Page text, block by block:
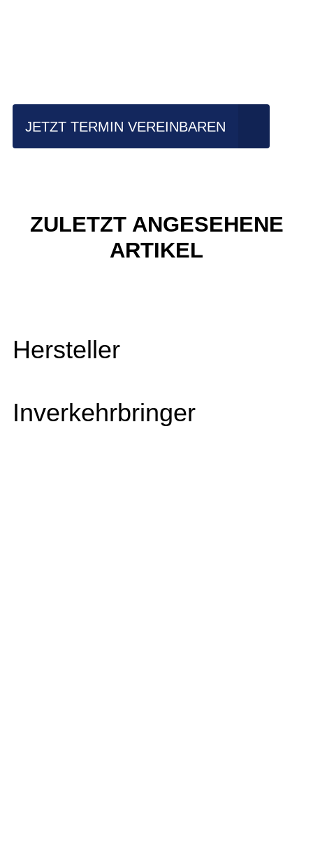
JETZT TERMIN VEREINBAREN
ZULETZT ANGESEHENE
ARTIKEL
Hersteller
Inverkehrbringer